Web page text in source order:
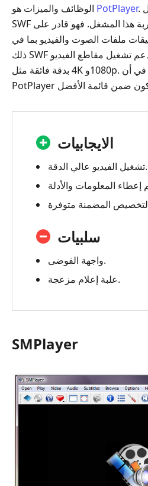
PotPlayer. إذا كنت تبحث عن مشغل
‎SWF‎ رائع في السوق، يمكنك تجربة هذا المشغل. فهو قادر على
ملفات الصوت والفيديو بما في
ذلك ‎SWF‎ بسهولة وسلاسة. كما يدعم تشغيل مقاطع الفيديو
بدقة فائقة مثل ‎4K‎ و‎1080p‎. وبشكل عام، لا مجال للشك في أن
الايجابيات
تشغيل الفيديو عالي الدقة.
سلبيات
واجهة الفوضى.
علبة إعلام مزعجة.
SMPlayer